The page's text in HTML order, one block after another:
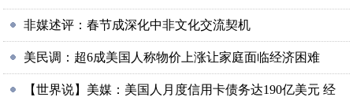
非媒述评：春节成深化中非文化交流契机
美民调：超6成美国人称物价上涨让家庭面临经济困难
【世界说】美媒：美国人月度信用卡债务达190亿美元 经